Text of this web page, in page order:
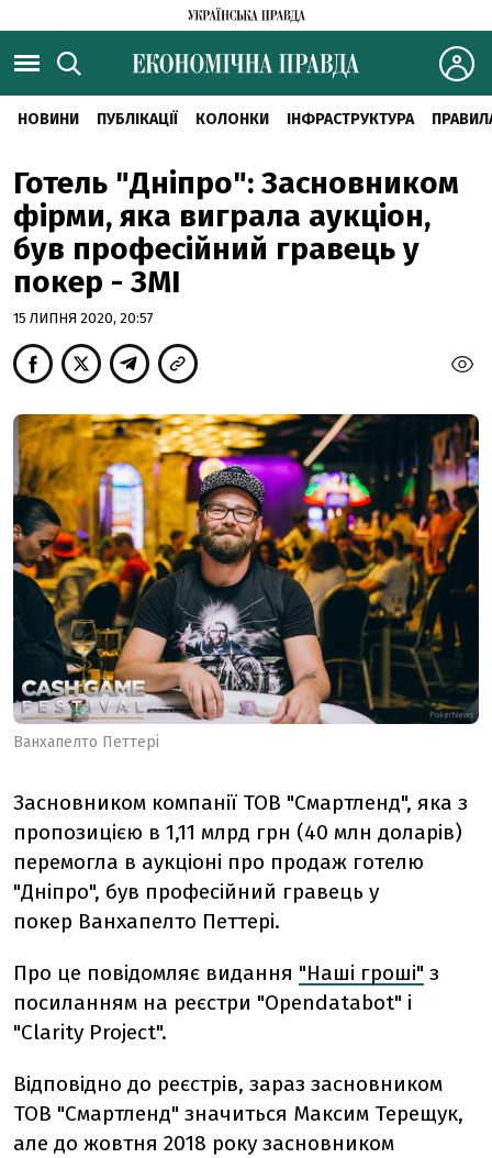
НОВИНИ ПУБЛІКАЦІЇ КОЛОНКИ ІНФРАСТРУКТУРА
Готель "Дніпро": Засновником
фірми, яка виграла аукціон,
був професійний гравець у
покер - ЗМІ
15 ЛИПНЯ 2020, 20:57
Ванхапелто Петтері
Засновником компанії ТОВ "Смартленд", яка з
пропозицією в 1,11 млрд грн (40 млн доларів)
перемогла в аукціоні про продаж готелю
"Дніпро", був професійний гравець у
покер Ванхапелто Петтері.
Про це повідомляє видання "Наші гроші" з
посиланням на реєстри "Opendatabot" і
"Clarity Project".
Відповідно до реєстрів, зараз засновником
ТОВ "Смартленд" значиться Максим Терещук,
але до жовтня 2018 року засновником